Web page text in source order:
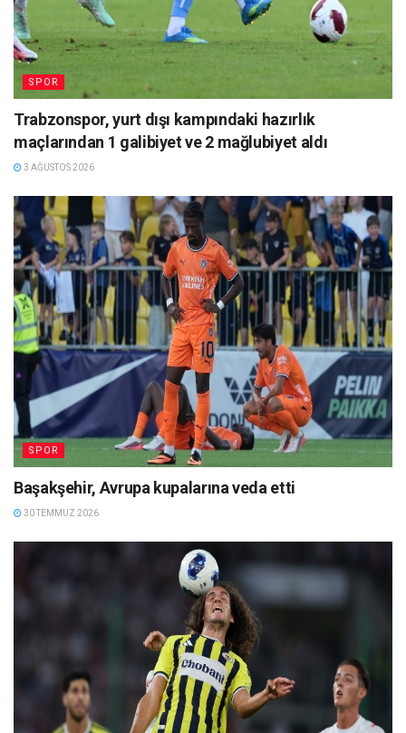
SPOR
Trabzonspor, yurt dışı kampındaki hazırlık
maçlarından 1 galibiyet ve 2 mağlubiyet aldı
3 AĞUSTOS 2026
SPOR
Başakşehir, Avrupa kupalarına veda etti
30 TEMMUZ 2026